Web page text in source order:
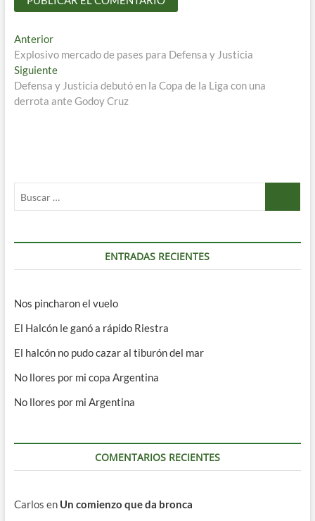
Navegación
de
entradas
AnteriorEntrada
anterior:
Explosivo mercado de pases para Defensa y Justicia
SiguienteEntrada
siguiente:
Defensa y Justicia debutó en la Copa de la Liga con una
derrota ante Godoy Cruz
ENTRADAS RECIENTES
Nos pincharon el vuelo
El Halcón le ganó a rápido Riestra
El halcón no pudo cazar al tiburón del mar
No llores por mi copa Argentina
No llores por mi Argentina
COMENTARIOS RECIENTES
Carlos en Un comienzo que da bronca